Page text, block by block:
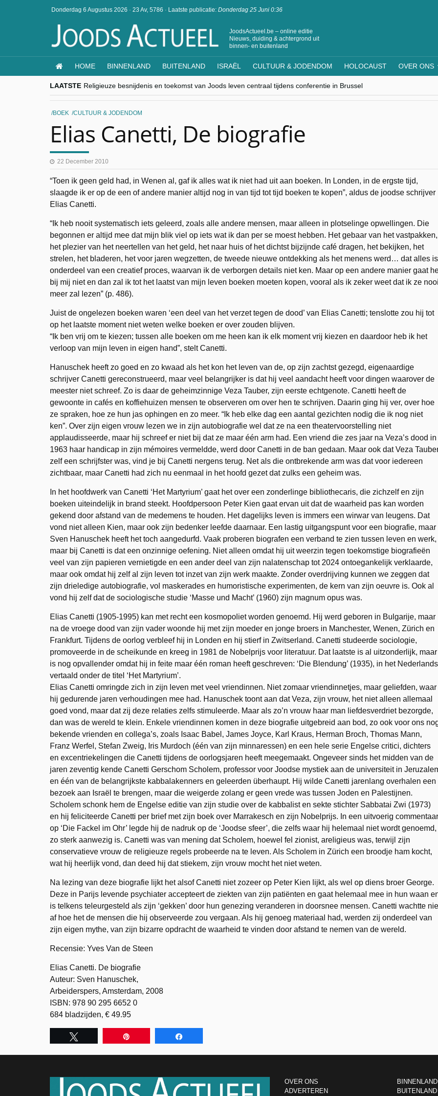
Donderdag 6 Augustus 2026 · 23 Av, 5786 · Laatste publicatie: Donderdag 25 Juni 0:36
JoodsActueel.be – online editie
Nieuws, duiding & achtergrond uit
binnen- en buitenland
HOME BINNENLAND BUITENLAND ISRAËL CULTUUR & JODENDOM HOLOCAUST OVER ONS
LAATSTE Religieuze besnijdenis en toekomst van Joods leven centraal tijdens conferentie in Brussel
“Besnijdenisdebat toont hoe moeilijk seculiere Westen minderheden begrijpt”, Jinnih Beels (Vooruit)
CITYTRIP | ROEMENIË – Boekarest: de verrassing van Oost-Europa
“Vandaag zit elke Jood in België op de beklaagdenbank”
BOEK CULTUUR & JODENDOM
Elias Canetti, De biografie
22 December 2010
“Toen ik geen geld had, in Wenen al, gaf ik alles wat ik niet had uit aan boeken. In Londen, in de ergste tijd,
slaagde ik er op de een of andere manier altijd nog in van tijd tot tijd boeken te kopen”, aldus de joodse schrijver
Elias Canetti.
“Ik heb nooit systematisch iets geleerd, zoals alle andere mensen, maar alleen in plotselinge opwellingen. Die
begonnen er altijd mee dat mijn blik viel op iets wat ik dan per se moest hebben. Het gebaar van het vastpakken,
het plezier van het neertellen van het geld, het naar huis of het dichtst bijzijnde café dragen, het bekijken, het
strelen, het bladeren, het voor jaren wegzetten, de tweede nieuwe ontdekking als het menens werd… dat alles is
onderdeel van een creatief proces, waarvan ik de verborgen details niet ken. Maar op een andere manier gaat
bij mij niet en dan zal ik tot het laatst van mijn leven boeken moeten kopen, vooral als ik zeker weet dat ik ze
meer zal lezen” (p. 486).
Juist de ongelezen boeken waren ‘een deel van het verzet tegen de dood’ van Elias Canetti; tenslotte zou hij tot
op het laatste moment niet weten welke boeken er over zouden blijven.
“Ik ben vrij om te kiezen; tussen alle boeken om me heen kan ik elk moment vrij kiezen en daardoor heb ik het
verloop van mijn leven in eigen hand”, stelt Canetti.
Hanuschek heeft zo goed en zo kwaad als het kon het leven van de, op zijn zachtst gezegd, eigenaardige
schrijver Canetti gereconstrueerd, maar veel belangrijker is dat hij veel aandacht heeft voor dingen waarover de
meester niet schreef. Zo is daar de geheimzinnige Veza Tauber, zijn eerste echtgenote. Canetti heeft de
gewoonte in cafés en koffiehuizen mensen te observeren om over hen te schrijven. Daarin ging hij ver, over hoe
ze spraken, hoe ze hun jas ophingen en zo meer. “Ik heb elke dag een aantal gezichten nodig die ik nog niet
ken”. Over zijn eigen vrouw lezen we in zijn autobiografie wel dat ze na een theatervoorstelling niet
applaudisseerde, maar hij schreef er niet bij dat ze maar één arm had. Een vriend die zes jaar na Veza’s dood in
1963 haar handicap in zijn mémoires vermeldde, werd door Canetti in de ban gedaan. Maar ook dat Veza
zelf een schrijfster was, vind je bij Canetti nergens terug. Net als die ontbrekende arm was dat voor iedereen
zichtbaar, maar Canetti had zich nu eenmaal in het hoofd gezet dat zulks een geheim was.
In het hoofdwerk van Canetti ‘Het Martyrium’ gaat het over een zonderlinge bibliothecaris, die zichzelf en zijn
boeken uiteindelijk in brand steekt. Hoofdpersoon Peter Kien gaat ervan uit dat de waarheid pas kan worden
gekend door afstand van de medemens te houden. Het dagelijks leven is immers een wirwar van leugens. Dat
vond niet alleen Kien, maar ook zijn bedenker leefde daarnaar. Een lastig uitgangspunt voor een biografie, maar
Sven Hanuschek heeft het toch aangedurfd. Vaak proberen biografen een verband te zien tussen leven en werk,
maar bij Canetti is dat een onzinnige oefening. Niet alleen omdat hij uit weerzin tegen toekomstige biografieën
veel van zijn papieren vernietigde en een ander deel van zijn nalatenschap tot 2024 ontoegankelijk verklaarde,
maar ook omdat hij zelf al zijn leven tot inzet van zijn werk maakte. Zonder overdrijving kunnen we zeggen dat
zijn drieledige autobiografie, vol maskerades en humoristische experimenten, de kern van zijn oeuvre is. Ook al
vond hij zelf dat de sociologische studie ‘Masse und Macht’ (1960) zijn magnum opus was.
Elias Canetti (1905-1995) kan met recht een kosmopoliet worden genoemd. Hij werd geboren in Bulgarije, maar
na de vroege dood van zijn vader woonde hij met zijn moeder en jonge broers in Manchester, Wenen, Zürich en
Frankfurt. Tijdens de oorlog verbleef hij in Londen en hij stierf in Zwitserland. Canetti studeerde sociologie,
promoveerde in de scheikunde en kreeg in 1981 de Nobelprijs voor literatuur. Dat laatste is al uitzonderlijk, maar
is nog opvallender omdat hij in feite maar één roman heeft geschreven: ‘Die Blendung’ (1935), in het Nederlands
vertaald onder de titel ‘Het Martyrium’.
Elias Canetti omringde zich in zijn leven met veel vriendinnen. Niet zomaar vriendinnetjes, maar geliefden, waar
hij gedurende jaren verhoudingen mee had. Hanuschek toont aan dat Veza, zijn vrouw, het niet alleen allemaal
goed vond, maar dat zij deze relaties zelfs stimuleerde. Maar als zo’n vrouw haar man liefdesverdriet bezorgde,
dan was de wereld te klein. Enkele vriendinnen komen in deze biografie uitgebreid aan bod, zo ook voor ons
bekende vrienden en collega’s, zoals Isaac Babel, James Joyce, Karl Kraus, Herman Broch, Thomas Mann,
Franz Werfel, Stefan Zweig, Iris Murdoch (één van zijn minnaressen) en een hele serie Engelse critici, dichters
en excentriekelingen die Canetti tijdens de oorlogsjaren heeft meegemaakt. Ongeveer sinds het midden van de
jaren zeventig kende Canetti Gerschom Scholem, professor voor Joodse mystiek aan de universiteit in
en één van de belangrijkste kabbalakenners en geleerden überhaupt. Hij wilde Canetti jarenlang overhalen een
bezoek aan Israël te brengen, maar die weigerde zolang er geen vrede was tussen Joden en Palestijnen.
Scholem schonk hem de Engelse editie van zijn studie over de kabbalist en sekte stichter Sabbatai Zwi (1973)
en hij feliciteerde Canetti per brief met zijn boek over Marrakesch en zijn Nobelprijs. In een uitvoerig commentaar
op ‘Die Fackel im Ohr’ legde hij de nadruk op de ‘Joodse sfeer’, die zelfs waar hij helemaal niet wordt genoemd,
zo sterk aanwezig is. Canetti was van mening dat Scholem, hoewel fel zionist, areligieus was, terwijl zijn
conservatieve vrouw de religieuze regels probeerde na te leven. Als Scholem in Zürich een broodje ham kocht,
wat hij heerlijk vond, dan deed hij dat stiekem, zijn vrouw mocht het niet weten.
Na lezing van deze biografie lijkt het alsof Canetti niet zozeer op Peter Kien lijkt, als wel op diens broer George.
Deze in Parijs levende psychiater accepteert de ziekten van zijn patiënten en gaat helemaal mee in hun waan
is telkens teleurgesteld als zijn ‘gekken’ door hun genezing veranderen in doorsnee mensen. Canetti wachtte
af hoe het de mensen die hij observeerde zou vergaan. Als hij genoeg materiaal had, werden zij onderdeel van
zijn eigen mythe, van zijn bizarre opdracht de waarheid te vinden door afstand te nemen van de wereld.
Recensie: Yves Van de Steen
Elias Canetti. De biografie
Auteur: Sven Hanuschek,
Arbeiderspers, Amsterdam, 2008
ISBN: 978 90 295 6652 0
684 bladzijden, € 49.95
OVER ONS
ADVERTEREN
BINNENLAND
BUITENLAND